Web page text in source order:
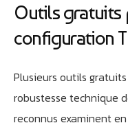
Outils gratuits
configuration
Plusieurs outils
robustesse technique
reconnus examinent
Athobot
Bienvenue chez